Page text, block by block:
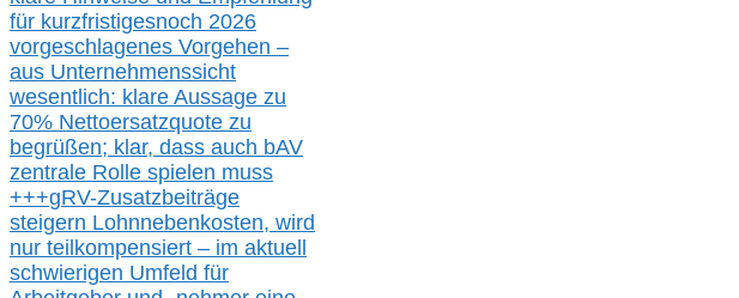
für kurzfristigesnoch 2026
vorgeschlagenes Vorgehen –
aus Unternehmenssicht
wesentlich: klare Aussage zu
70% Nettoersatzquote zu
begrüßen; klar, dass auch bAV
zentrale Rolle spielen muss
+++gRV-Zusatzbeiträge
steigern Lohnnebenkosten, wird
nur teilkompensiert – im aktuell
schwierigen Umfeld für